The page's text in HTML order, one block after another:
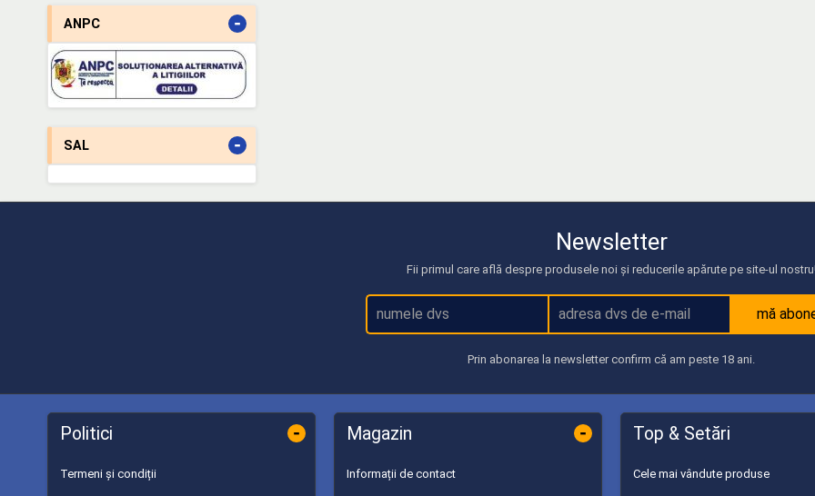
ANPC -
SAL -
Newsletter
Fii primul care află despre produsele noi și reducerile apărute pe site-ul nostru!
mă
Prin abonarea la newsletter confirm că am peste 18 ani.
Politici -
Termeni și condiții
Magazin -
Informații de contact
Top & Setări
Cele mai vândute produse